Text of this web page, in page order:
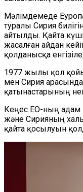
Мәлімдемеде
туралы Сирия
айтылды. Қайта
жасалған айдан
қолданысқа
1977 жылы қол
мен Сирия
қатынастарының
Кеңес ЕО-ның адам
және Сирияның
қайта қосылуын